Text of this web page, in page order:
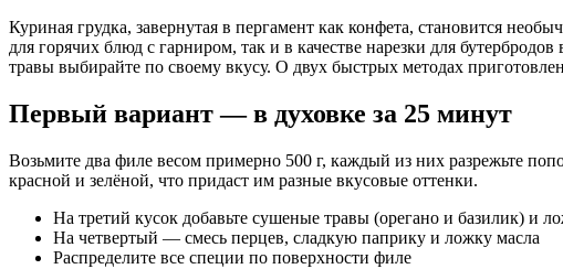
Куриная грудка, завернутая в пергамент как конфета, становится
для горячих блюд с гарниром, так и в качестве нарезки для
травы выбирайте по своему вкусу. О двух быстрых методах
Первый вариант — в духовке за 25 минут
Возьмите два филе весом примерно 500 г, каждый из них разрежьте
красной и зелёной, что придаст им разные вкусовые оттенки.
На третий кусок добавьте сушеные травы (орегано и базилик) и
На четвертый — смесь перцев, сладкую паприку и ложку масла
Распределите все специи по поверхности филе